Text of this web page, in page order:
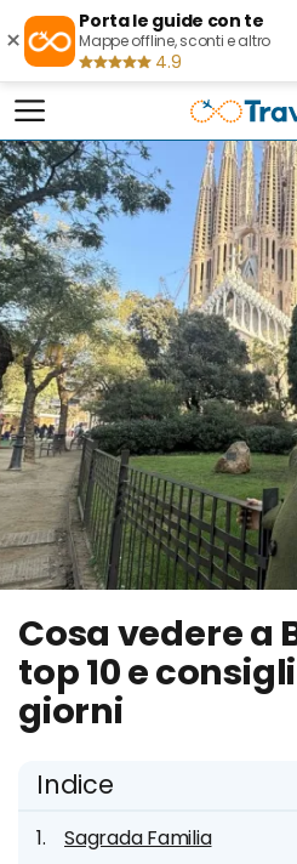
×
Porta le guide con te
Mappe offline, sconti e altro
4.9
Cosa vedere a
top 10 e
giorni
Indice
Sagrada Familia